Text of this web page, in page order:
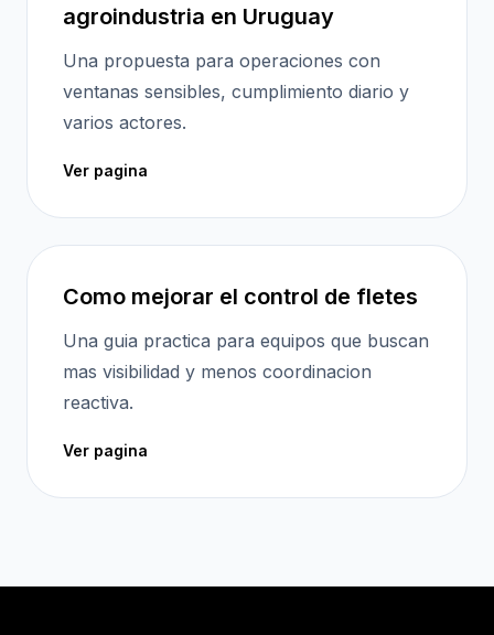
agroindustria en Uruguay
Una propuesta para operaciones con
ventanas sensibles, cumplimiento diario y
varios actores.
Ver pagina
Como mejorar el control de fletes
Una guia practica para equipos que buscan
mas visibilidad y menos coordinacion
reactiva.
Ver pagina